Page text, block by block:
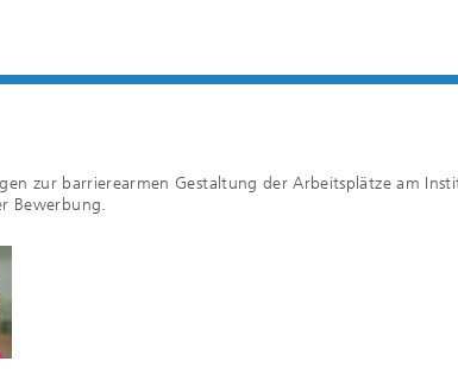
zur barrierearmen Gestaltung der Arbeitsplätze am
Bewerbung.